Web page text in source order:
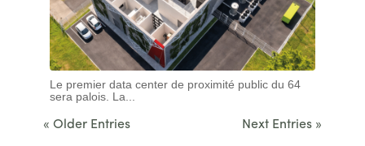
Le premier data center de proximité public du 64
sera palois. La...
« Older Entries Next Entries »